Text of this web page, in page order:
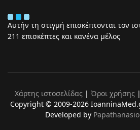
Αυτήν τη στιγμή επισκέπτονται τον
211 επισκέπτες και κανένα μέλος
Χάρτης ιστοσελίδας| Όροι χρήσης|
Copyright © 2009-2026
Developed by